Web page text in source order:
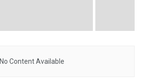
No Content Available